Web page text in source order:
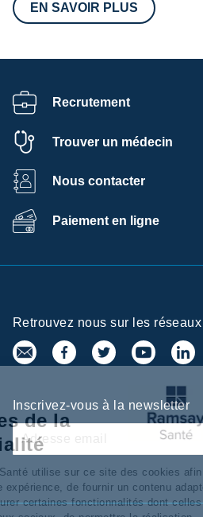
EN SAVOIR PLUS
Recrutement
Trouver un médecin
Nous contacter
Paiement en ligne
Retrouvez nous sur les
Inscrivez-vous à la newsletter
Centre de
préférences de la
confidentialité
Ramsay Services/Santé utilise sur
personnaliser votre expérience, de
vos intérêts, d’assurer certaines